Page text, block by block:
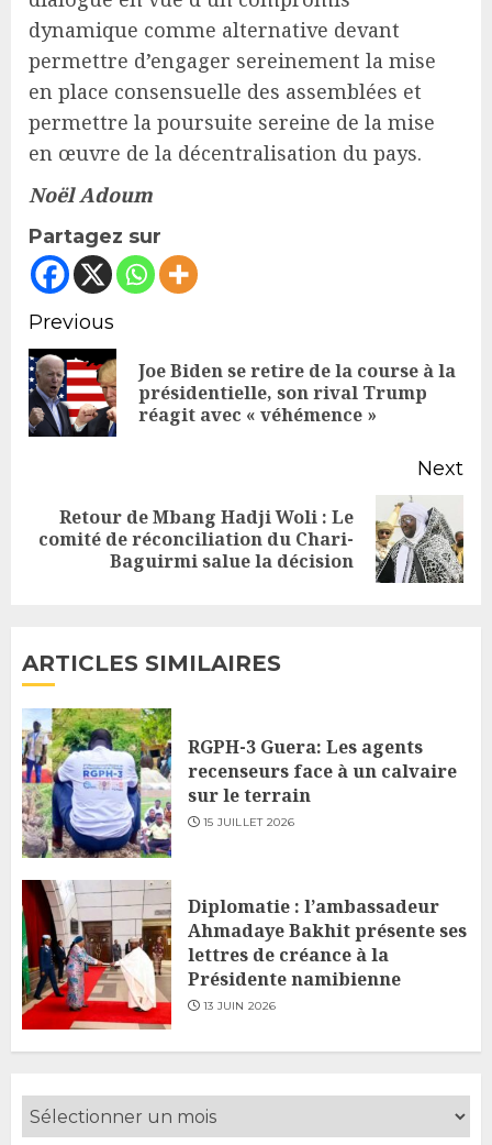
dynamique comme alternative devant
permettre d’engager sereinement la mise
en place consensuelle des assemblées et
permettre la poursuite sereine de la mise
en œuvre de la décentralisation du pays.
Noël Adoum
Partagez sur
Continue
Reading
Previous
Joe Biden se retire de la course à la
présidentielle, son rival Trump
réagit avec « véhémence »
Next
Next
Retour de Mbang Hadji Woli : Le
comité de réconciliation du Chari-
Baguirmi salue la décision
ARTICLES SIMILAIRES
RGPH-3 Guera: Les agents
recenseurs face à un calvaire
sur le terrain
15 JUILLET 2026
Diplomatie : l’ambassadeur
Ahmadaye Bakhit présente ses
lettres de créance à la
Présidente namibienne
13 JUIN 2026